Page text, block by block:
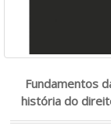
Fundamentos
história do